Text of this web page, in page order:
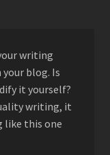
writing
blog. Is
it yourself?
writing, it
like this one